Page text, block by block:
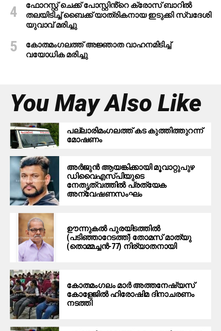
ഫോറസ്റ്റ് ചെക്ക് പോസ്റ്റിൻ്റെ ക്രോസ് ബാറില്‍
തലയിടിച്ച് ബൈക്ക് യാത്രികനായ ഇടുക്കി സ്വദേശി
യുവാവ് മരിച്ചു
കോതമംഗലത്ത് അജ്ഞാത വാഹനമിടിച്ച്
വയോധിക മരിച്ചു
You May Also Like
പ​ല്ലാ​രി​മം​ഗ​ല​ത്ത് ക​ട കു​ത്തി​ത്തുറ​ന്ന്
മോ​ഷ​ണം
അര്‍ജുന്‍ ആയങ്കിക്കായി മൂവാറ്റുപുഴ
ഡിവൈഎസ്പിയുടെ
നേതൃത്വത്തില്‍ പ്രത്യേക
അന്വേഷണസംഘം
ഊന്നുകല്‍ പുരയിടത്തില്‍
(പടിഞ്ഞാറേടത്ത്) തോമസ് മാത്യു
(തൊമ്മച്ചന്‍-77) നിര്യാതനായി
കോതമംഗലം മാര്‍ അത്തനേഷ്യസ്
കോളേജില്‍ ഹിരോഷിമ ദിനാചരണം
നടത്തി